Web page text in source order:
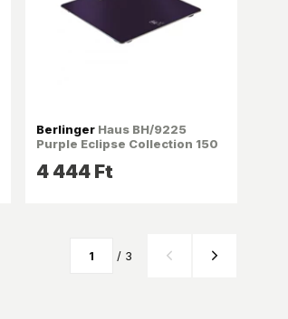
Berlinger Haus BH/9225
Purple Eclipse Collection 150
személymérleg
4 444 Ft
/ 3